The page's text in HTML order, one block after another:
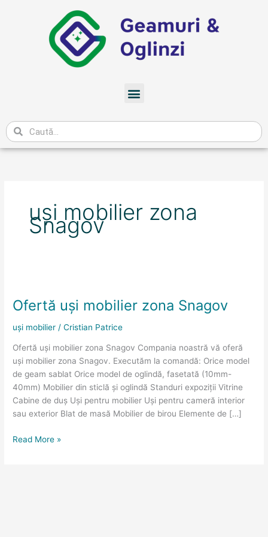
Meniu
Caută
uși mobilier zona
Snagov
Ofertă uși mobilier zona Snagov
uși mobilier /Cristian Patrice
Ofertă uși mobilier zona Snagov Compania noastră vă oferă
uși mobilier zona Snagov. Executăm la comandă: Orice model
de geam sablat Orice model de oglindă, fasetată (10mm-
40mm) Mobilier din sticlă și oglindă Standuri expoziții Vitrine
Cabine de duș Uși pentru mobilier Uși pentru cameră interior
sau exterior Blat de masă Mobilier de birou Elemente de […]
mobilier
Snagov
Read More »